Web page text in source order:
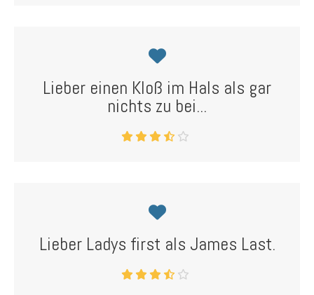
Lieber einen Kloß im Hals als gar
nichts zu bei...
Lieber Ladys first als James Last.